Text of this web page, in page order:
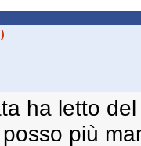
ha letto
più